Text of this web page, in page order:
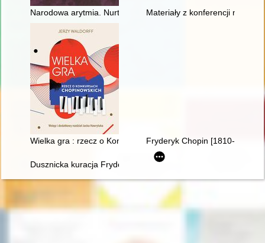
Narodowa arytmia. Nurt patriotyczny w twórczości artystów
Materiały z konferencji
Wielka gra : rzecz o Konkursach Chopinowskich
Fryderyk Chopin [1810-1849]
Dusznicka kuracja Fryderyka Chopina w świetle zachowanych